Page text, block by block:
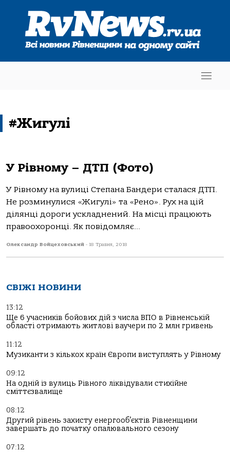
#Жигулі
У Рівному – ДТП (Фото)
У Рівному на вулиці Степана Бандери сталася ДТП.
Не розминулися «Жигулі» та «Рено». Рух на цій
ділянці дороги ускладнений. На місці працюють
правоохоронці. Як повідомляє...
Олександр Войцеховський - 18 Травня, 2018
СВІЖІ НОВИНИ
13:12
Ще 6 учасників бойових дій з числа ВПО в Рівненській
області отримають житлові ваучери по 2 млн гривень
11:12
Музиканти з кількох країн Європи виступлять у Рівному
09:12
На одній із вулиць Рівного ліквідували стихійне
сміттєзвалище
08:12
Другий рівень захисту енергооб’єктів Рівненщини
завершать до початку опалювального сезону
07:12